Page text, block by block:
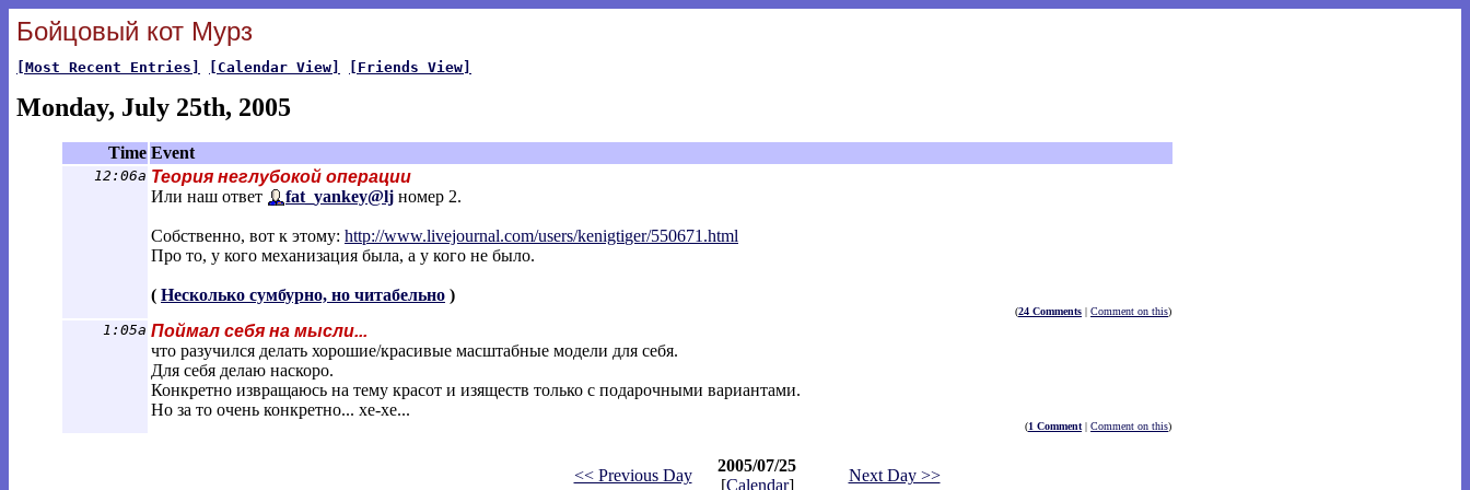
Бойцовый кот Мурз
[Most Recent Entries] [Calendar View] [Friends View]
Monday, July 25th, 2005
Time Event
12:06a Теория неглубокой операции
Или наш ответ
fat_yankey@lj номер 2.
Собственно, вот к этому: http://www.livejournal.com/users/kenigtiger/550671.html
Про то, у кого механизация была, а у кого не было.
( Несколько сумбурно, но читабельно )
(24 Comments | Comment on this)
1:05a Поймал себя на мысли...
что разучился делать хорошие/красивые масштабные модели для себя.
Для себя делаю наскоро.
Конкретно извращаюсь на тему красот и изяществ только с подарочными вариантами.
Но за то очень конкретно... хе-хе...
(1 Comment | Comment on this)
<< Previous Day
2005/07/25
[Calendar]
Next Day >>